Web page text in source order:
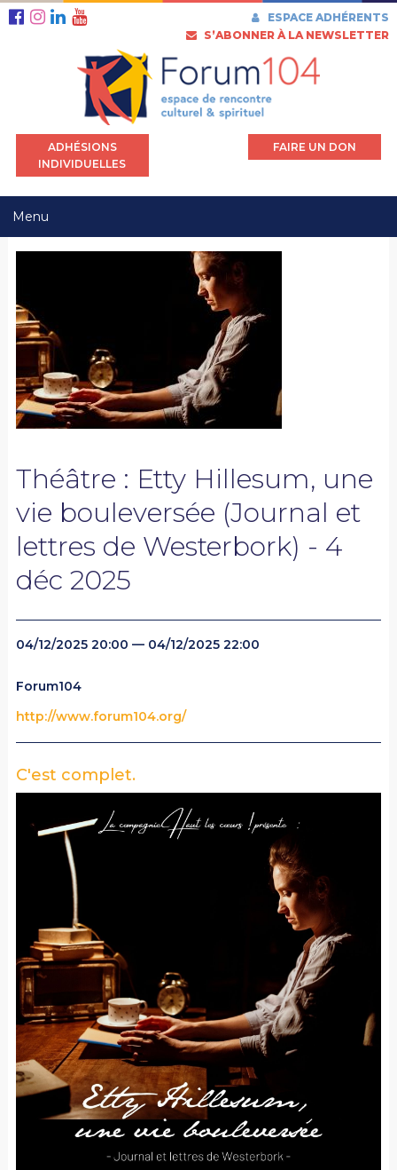
ESPACE ADHÉRENTS
S’ABONNER À LA NEWSLETTER
ADHÉSIONS
INDIVIDUELLES
FAIRE UN DON
Théâtre : Etty Hillesum, une
vie bouleversée (Journal et
lettres de Westerbork) - 4
déc 2025
04/12/2025 20:00 — 04/12/2025 22:00
Forum104
http://www.forum104.org/
C'est complet.